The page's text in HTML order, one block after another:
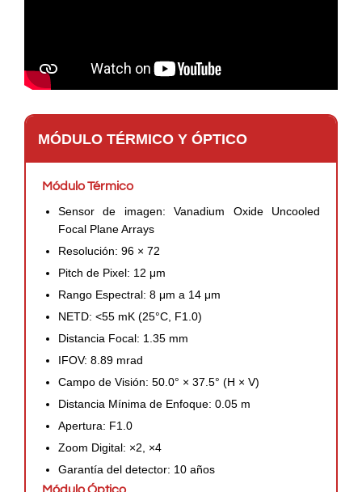
MÓDULO TÉRMICO Y ÓPTICO
Módulo Térmico
Sensor de imagen: Vanadium Oxide Uncooled
Focal Plane Arrays
Resolución: 96 × 72
Pitch de Pixel: 12 μm
Rango Espectral: 8 μm a 14 μm
NETD: <55 mK (25°C, F1.0)
Distancia Focal: 1.35 mm
IFOV: 8.89 mrad
Campo de Visión: 50.0° × 37.5° (H × V)
Distancia Mínima de Enfoque: 0.05 m
Apertura: F1.0
Zoom Digital: ×2, ×4
Garantía del detector: 10 años